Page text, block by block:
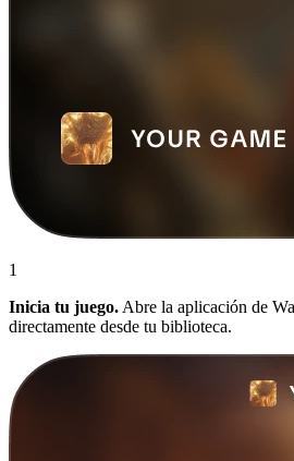
1
Inicia tu juego. Abre la aplicación de
directamente desde tu biblioteca.